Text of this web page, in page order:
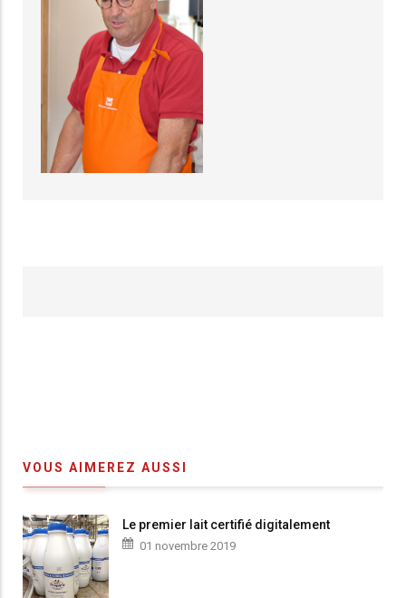
VOUS AIMEREZ AUSSI
Le premier lait certifié digitalement
01 novembre 2019